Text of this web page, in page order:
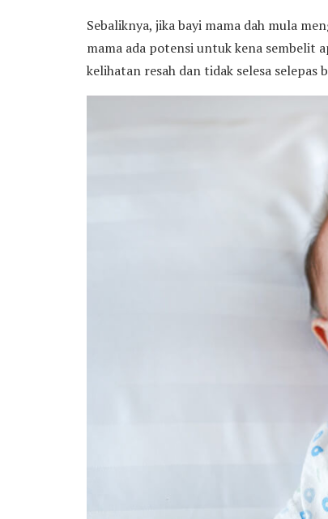
Sebaliknya, jika bayi mama dah mula
mama ada potensi untuk kena sembelit
kelihatan resah dan tidak selesa selepas